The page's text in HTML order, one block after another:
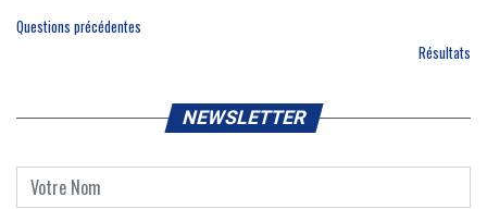
Questions précédentes
Résultats
NEWSLETTER